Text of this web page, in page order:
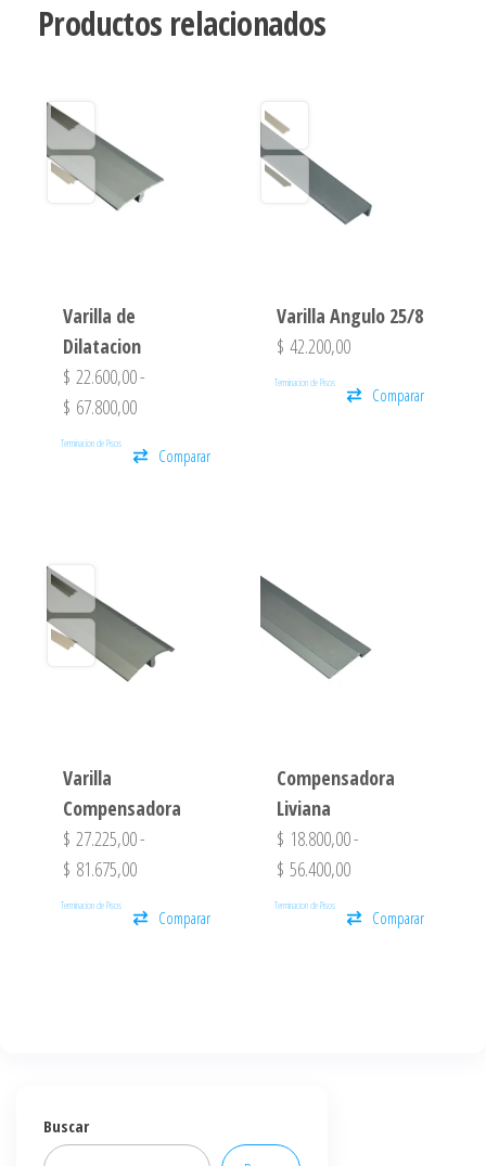
Productos relacionados
Varilla de
Dilatacion
$ 22.600,00-
$ 67.800,00
Terminacion de Pisos
Comparar
Varilla Angulo 25/8
$ 42.200,00
Terminacion de Pisos
Comparar
Varilla
Compensadora
$ 27.225,00-
$ 81.675,00
Terminacion de Pisos
Comparar
Compensadora
Liviana
$ 18.800,00-
$ 56.400,00
Terminacion de Pisos
Comparar
Buscar